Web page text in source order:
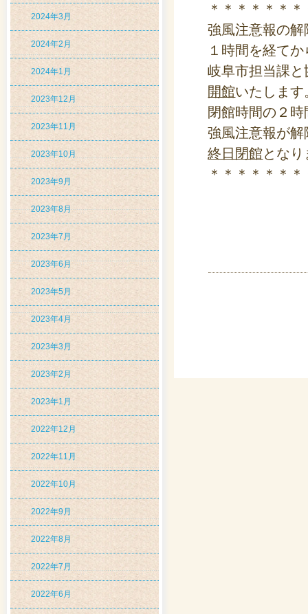
2024年3月
2024年2月
2024年1月
2023年12月
2023年11月
2023年10月
2023年9月
2023年8月
2023年7月
2023年6月
2023年5月
2023年4月
2023年3月
2023年2月
2023年1月
2022年12月
2022年11月
2022年10月
2022年9月
2022年8月
2022年7月
2022年6月
＊＊＊＊＊＊
強風注意報の解
１時間を経てか
岐阜市担当課
開館いたします
閉館時間の２
強風注意報が
終日閉館とな
＊＊＊＊＊＊